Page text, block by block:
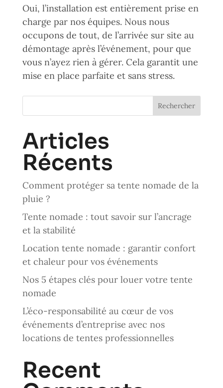
Oui, l’installation est entièrement prise en
charge par nos équipes. Nous nous
occupons de tout, de l’arrivée sur site au
démontage après l’événement, pour que
vous n’ayez rien à gérer. Cela garantit une
mise en place parfaite et sans stress.
Rechercher
Articles
Récents
Comment protéger sa tente nomade de la
pluie ?
Tente nomade : tout savoir sur l’ancrage
et la stabilité
Location tente nomade : garantir confort
et chaleur pour vos événements
Nos 5 étapes clés pour louer votre tente
nomade
L’éco-responsabilité au cœur de vos
événements d’entreprise avec nos
locations de tentes professionnelles
Recent